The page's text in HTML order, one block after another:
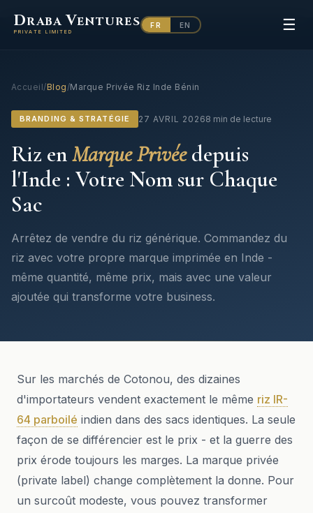
DRABA VENTURES
PRIVATE LIMITED
FR EN ☰
Accueil/Blog/Marque Privée Riz Inde Bénin
BRANDING & STRATÉGIE 27 AVRIL 20268 min de lecture
Riz enMarque Privéedepuis
l'Inde : Votre Nom sur Chaque
Sac
Arrêtez de vendre du riz générique. Commandez du
riz avec votre propre marque imprimée en Inde -
même quantité, même prix, mais avec une valeur
ajoutée qui transforme votre business.
Sur les marchés de Cotonou, des dizaines
d'importateurs vendent exactement le même riz IR-
64 parboilé indien dans des sacs identiques. La seule
façon de se différencier est le prix - et la guerre des
prix érode toujours les marges. La marque privée
(private label) change complètement la donne. Pour
un surcoût modeste, vous pouvez transformer